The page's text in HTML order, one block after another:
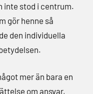
inte stod i centrum.
gör henne så
den individuella
mer än bara en
om ansvar,